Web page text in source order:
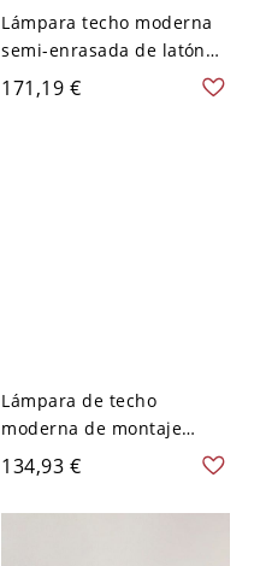
Lámpara techo moderna
semi-enrasada de latón
con pantalla vidrio blanco
para uso eléctrico directo
171,19 €
Lámpara de techo
moderna de montaje
semiempotrado de vidrio
blanco con base de
bombilla G9 Bi-pin y
134,93 €